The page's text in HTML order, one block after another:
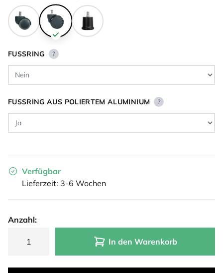
FUSSRING ?
FUSSRING AUS POLIERTEM ALUMINIUM ?
Verfügbar
Lieferzeit: 3-6 Wochen
Anzahl:
In den Warenkorb